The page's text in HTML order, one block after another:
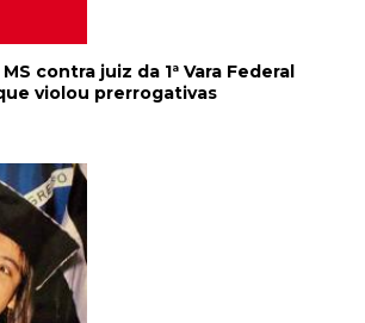
contra juiz da 1ª Vara Federal
violou prerrogativas